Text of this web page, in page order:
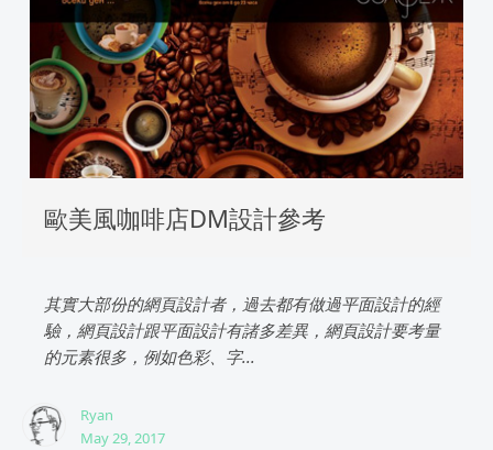
歐美風咖啡店DM設計參考
其實大部份的網頁設計者，過去都有做過平面設計的經
驗，網頁設計跟平面設計有諸多差異，網頁設計要考量
的元素很多，例如色彩、字...
Ryan
May 29, 2017